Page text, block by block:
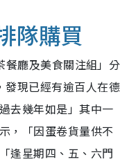
隊購買
廳及美食關注組」分
發現已經有逾百人在德
去幾年如是」其中一
，「因蛋卷貨量供不
逢星期四、五、六門